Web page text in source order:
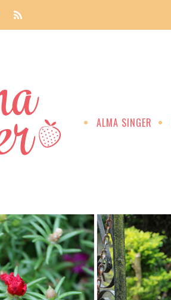
ALMA SINGER